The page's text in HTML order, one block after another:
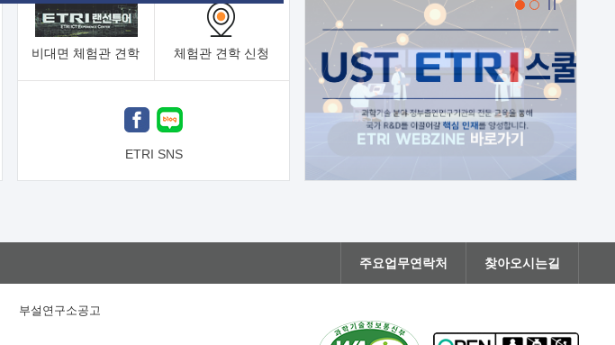
비대면 체험관 견학 체험관 견학 신청
ETRI SNS
주요업무연락처 찾아오시는길
부설연구소공고